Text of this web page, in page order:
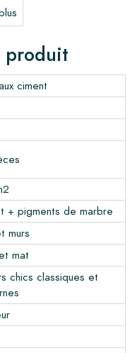
Cependant,
de livraison et
mais vous pouvez
même dans notre
à Breda. Les
que dans des boîtes
produits, nous
quelques échantillons
seront déduits de toute
parfaitement
Visitez notre
et laissez libre cours à
produit
ciment
+ pigments de marbre
murs
mat
chics classiques et